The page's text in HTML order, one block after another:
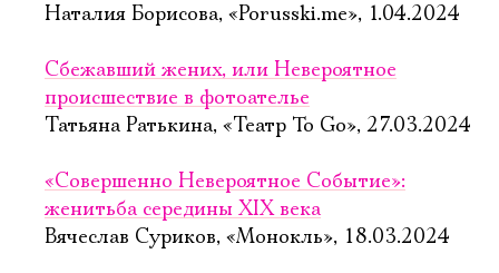
Наталия Борисова, «Porusski.me», 1.04.2024
Сбежавший жених, или Невероятное
происшествие в фотоателье
Татьяна Ратькина, «Театр To Go», 27.03.2024
«Совершенно Невероятное Событие»:
женитьба середины XIX века
Вячеслав Суриков, «Монокль», 18.03.2024